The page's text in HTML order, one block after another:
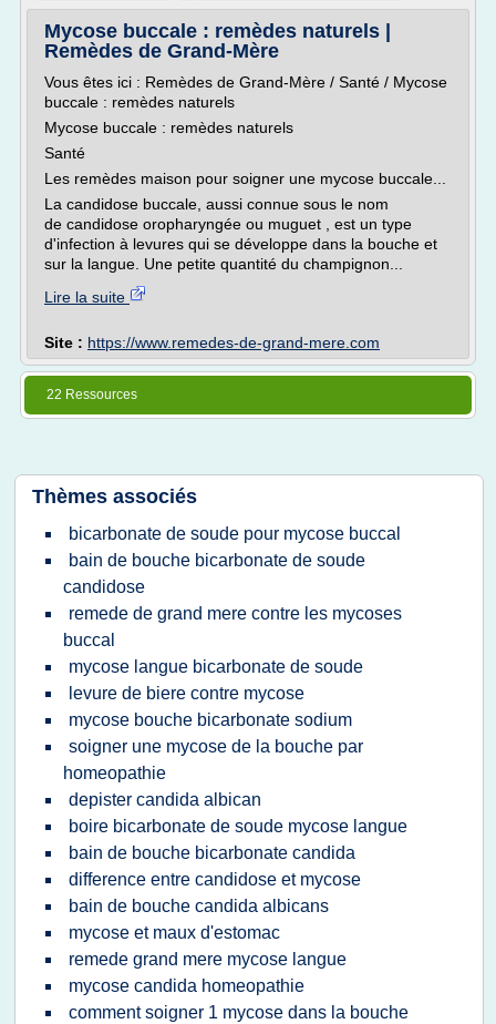
Mycose buccale : remèdes naturels |
Remèdes de Grand-Mère
Vous êtes ici : Remèdes de Grand-Mère / Santé / Mycose
buccale : remèdes naturels
Mycose buccale : remèdes naturels
Santé
Les remèdes maison pour soigner une mycose buccale...
La candidose buccale, aussi connue sous le nom
de candidose oropharyngée ou muguet , est un type
d'infection à levures qui se développe dans la bouche et
sur la langue. Une petite quantité du champignon...
Lire la suite
Site : https://www.remedes-de-grand-mere.com
22 Ressources
Thèmes associés
bicarbonate de soude pour mycose buccal
bain de bouche bicarbonate de soude
candidose
remede de grand mere contre les mycoses
buccal
mycose langue bicarbonate de soude
levure de biere contre mycose
mycose bouche bicarbonate sodium
soigner une mycose de la bouche par
homeopathie
depister candida albican
boire bicarbonate de soude mycose langue
bain de bouche bicarbonate candida
difference entre candidose et mycose
bain de bouche candida albicans
mycose et maux d'estomac
remede grand mere mycose langue
mycose candida homeopathie
comment soigner 1 mycose dans la bouche